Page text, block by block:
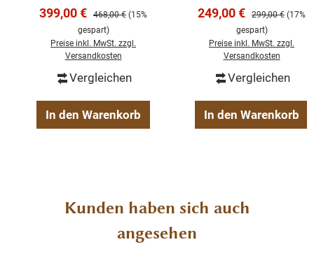
Gartenstühle Einzelmaße (BxTxH): 62x62x98 cm
Material Stühle: Teakholz massiv
Sitzbreite: (ca.) 53 cm
Sitzhöhe: (ca.) 46 cm
Sitztiefe: (ca.) 49 cm
Gartenmöbel
Outdoor Sitzbank
Verkaufspreis:
399,00 € Regulärer Preis:
468,00 € (15%
gespart)
Preise inkl. MwSt. zzgl.
Versandkosten
Vergleichen
In den Warenkorb
Verkaufspreis:
249,00 € Regulärer Preis:
299,00 € (17%
gespart)
Preise inkl. MwSt. zzgl.
Versandkosten
Vergleichen
In den Warenkorb
Produktgalerie überspringen
Kunden haben sich auch
angesehen